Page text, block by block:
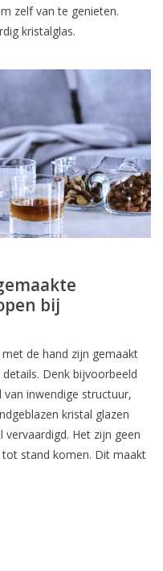
zelf van te genieten.
kristalglas.
bij
de hand zijn gemaakt
Denk bijvoorbeeld
inwendige structuur,
kristal glazen
Het zijn geen
stand komen. Dit maakt